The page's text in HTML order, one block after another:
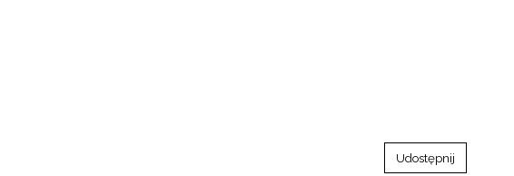
Udostępnij